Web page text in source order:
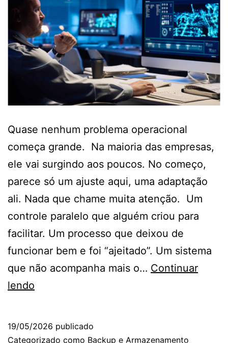
Quase nenhum problema operacional
começa grande. Na maioria das empresas,
ele vai surgindo aos poucos. No começo,
parece só um ajuste aqui, uma adaptação
ali. Nada que chame muita atenção. Um
controle paralelo que alguém criou para
facilitar. Um processo que deixou de
funcionar bem e foi “ajeitado”. Um sistema
que não acompanha mais o… Continuar
lendo
operacionais
19/05/2026 publicado
Categorizado como Backup e Armazenamento